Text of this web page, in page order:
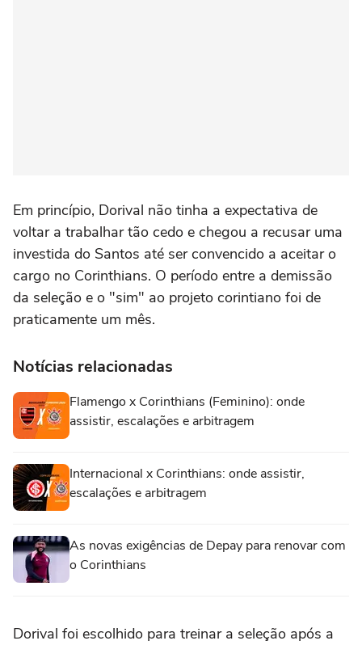
Em princípio, Dorival não tinha a expectativa de
voltar a trabalhar tão cedo e chegou a recusar uma
investida do Santos até ser convencido a aceitar o
cargo no Corinthians. O período entre a demissão
da seleção e o "sim" ao projeto corintiano foi de
praticamente um mês.
Notícias relacionadas
Flamengo x Corinthians (Feminino): onde
assistir, escalações e arbitragem
Internacional x Corinthians: onde assistir,
escalações e arbitragem
As novas exigências de Depay para renovar com
o Corinthians
Dorival foi escolhido para treinar a seleção após a